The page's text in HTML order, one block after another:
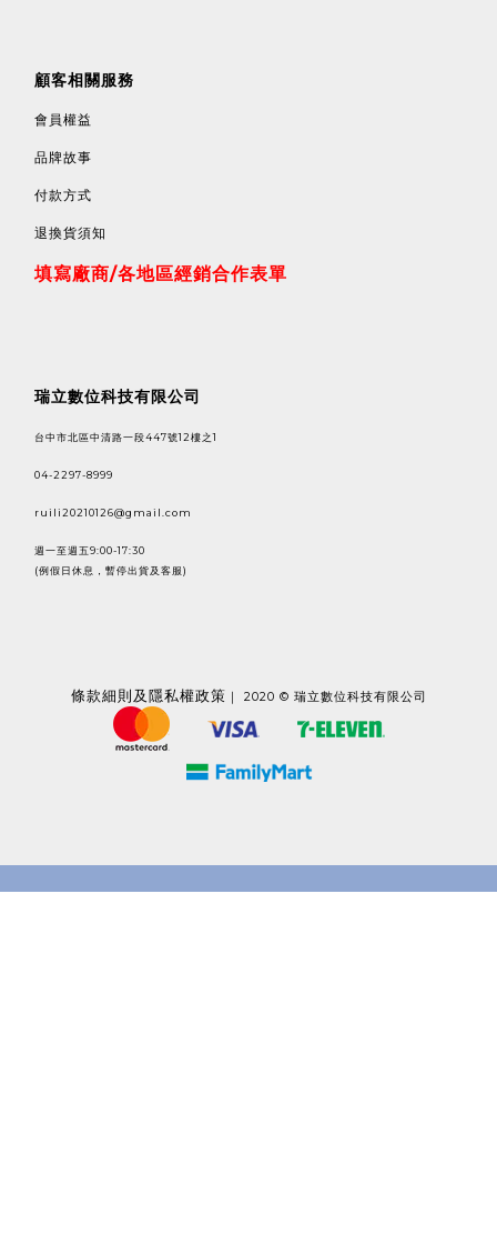
顧客相關服務
會員權益
品牌故事
付款方式
退換貨須知
填寫廠商/各地區經銷合作表單
瑞立數位科技有限公司
台中市北區中清路一段447號12樓之1
04-2297-8999
ruili20210126@gmail.com
週一至週五9:00-17:30
(例假日休息，暫停出貨及客服)
條款細則及隱私權政策 ｜ 2020 © 瑞立數位科技有限公司